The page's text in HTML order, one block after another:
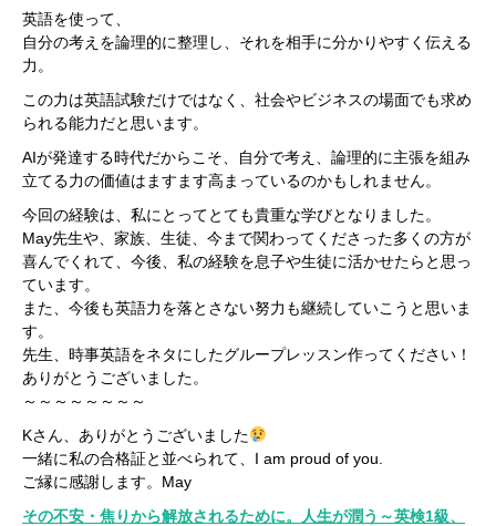
英語を使って、
自分の考えを論理的に整理し、それを相手に分かりやすく伝える
力。
この力は英語試験だけではなく、社会やビジネスの場面でも求め
られる能力だと思います。
AIが発達する時代だからこそ、自分で考え、論理的に主張を組み
立てる力の価値はますます高まっているのかもしれません。
今回の経験は、私にとってとても貴重な学びとなりました。
May先生や、家族、生徒、今まで関わってくださった多くの方が
喜んでくれて、今後、私の経験を息子や生徒に活かせたらと思っ
ています。
また、今後も英語力を落とさない努力も継続していこうと思いま
す。
先生、時事英語をネタにしたグループレッスン作ってください！
ありがとうございました。
～～～～～～～～
Kさん、ありがとうございました
一緒に私の合格証と並べられて、I am proud of you.
ご縁に感謝します。May
その不安・焦りから解放されるために。人生が潤う～英検1級、